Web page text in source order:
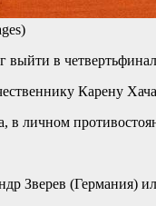
выйти в
Карену
в личном
Зверев (Германия)